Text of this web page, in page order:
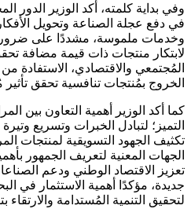
وفي بداية كلمته، أكد الوزير الدور
في دفع عجلة الصناعة وتحويل
وخدمات ملموسة، مشددًا على ضرورة
لابتكار منتجات ذات قيمة مضافة
المُجتمعي والاقتصادي، الاستفادة
الخروج بمُنتجات تنافسية تحقق
كما أكد الوزير أهمية التعاون بين
التميز؛ لتبادل الخبرات وتسريع
تكثيف الجهود التسويقية لمنتجات
الجهات المعنية لتعريف الجمهور
تعزيز الاقتصاد الوطني ودعم
جديدة، مؤكدًا أهمية الاستثمار في
لتحقيق التنمية المُستدامة